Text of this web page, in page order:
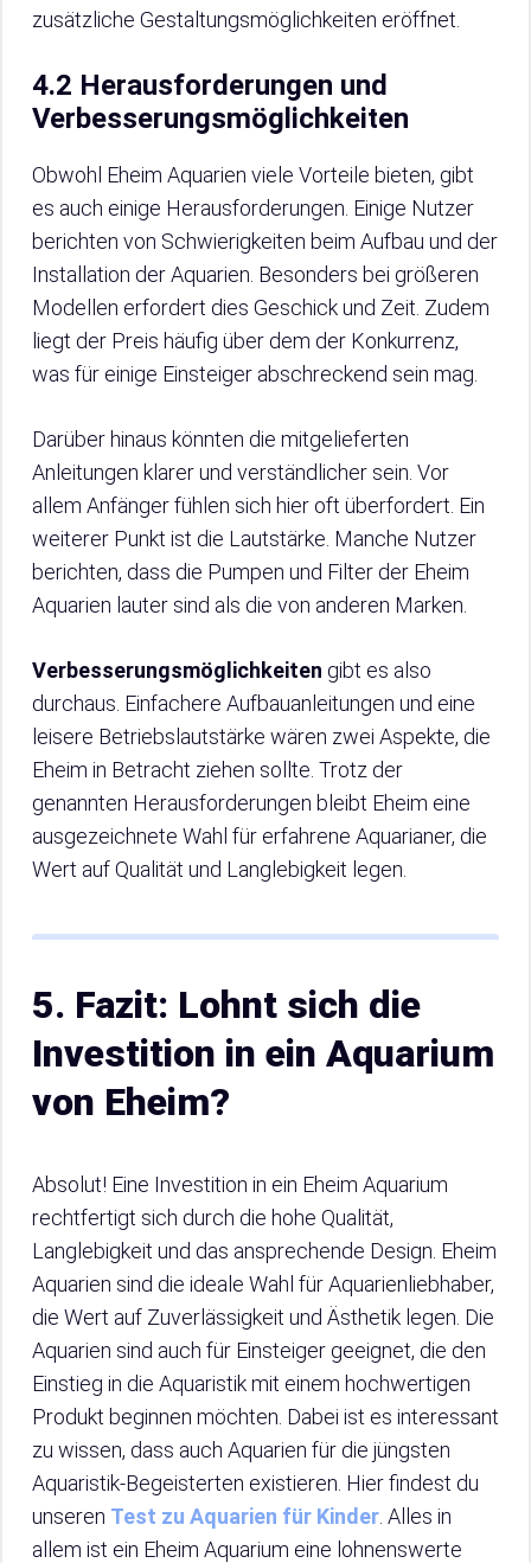
zusätzliche Gestaltungsmöglichkeiten eröffnet.
4.2 Herausforderungen und
Verbesserungsmöglichkeiten
Obwohl Eheim Aquarien viele Vorteile bieten, gibt
es auch einige Herausforderungen. Einige Nutzer
berichten von Schwierigkeiten beim Aufbau und der
Installation der Aquarien. Besonders bei größeren
Modellen erfordert dies Geschick und Zeit. Zudem
liegt der Preis häufig über dem der Konkurrenz,
was für einige Einsteiger abschreckend sein mag.
Darüber hinaus könnten die mitgelieferten
Anleitungen klarer und verständlicher sein. Vor
allem Anfänger fühlen sich hier oft überfordert. Ein
weiterer Punkt ist die Lautstärke. Manche Nutzer
berichten, dass die Pumpen und Filter der Eheim
Aquarien lauter sind als die von anderen Marken.
Verbesserungsmöglichkeiten gibt es also
durchaus. Einfachere Aufbauanleitungen und eine
leisere Betriebslautstärke wären zwei Aspekte, die
Eheim in Betracht ziehen sollte. Trotz der
genannten Herausforderungen bleibt Eheim eine
ausgezeichnete Wahl für erfahrene Aquarianer, die
Wert auf Qualität und Langlebigkeit legen.
5. Fazit: Lohnt sich die
Investition in ein Aquarium
von Eheim?
Absolut! Eine Investition in ein Eheim Aquarium
rechtfertigt sich durch die hohe Qualität,
Langlebigkeit und das ansprechende Design. Eheim
Aquarien sind die ideale Wahl für Aquarienliebhaber,
die Wert auf Zuverlässigkeit und Ästhetik legen. Die
Aquarien sind auch für Einsteiger geeignet, die den
Einstieg in die Aquaristik mit einem hochwertigen
Produkt beginnen möchten. Dabei ist es interessant
zu wissen, dass auch Aquarien für die jüngsten
Aquaristik-Begeisterten existieren. Hier findest du
unseren Test zu Aquarien für Kinder . Alles in
allem ist ein Eheim Aquarium eine lohnenswerte